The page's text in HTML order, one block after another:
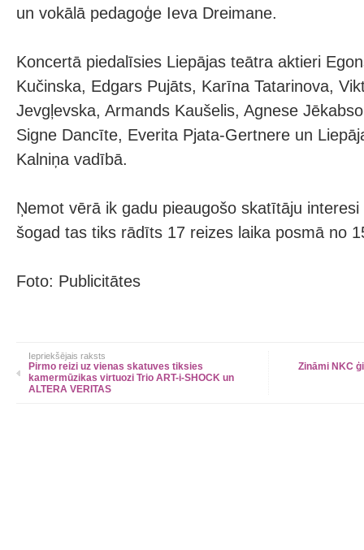
un vokālā pedagoģe Ieva Dreimane.
Koncertā piedalīsies Liepājas teātra aktieri
Kučinska, Edgars Pujāts, Karīna Tatarinova,
Jevgļevska, Armands Kaušelis, Agnese
Signe Dancīte, Everita Pjata-Gertnere un
Kalniņa vadībā.
Ņemot vērā ik gadu pieaugošo skatītāju
šogad tas tiks rādīts 17 reizes laika posmā no
Foto: Publicitātes
Iepriekšējais raksts
Pirmo reizi uz vienas skatuves tiksies
kamermūzikas virtuozi Trio ART-i-SHOCK un
ALTERA VERITAS
Zināmi NKC